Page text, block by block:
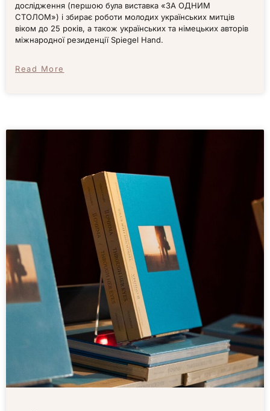
дослідження (першою була виставка «ЗА ОДНИМ
СТОЛОМ») і збирає роботи молодих українських митців
віком до 25 років, а також українських та німецьких авторів
міжнародної резиденції Spiegel Hand.
Read More